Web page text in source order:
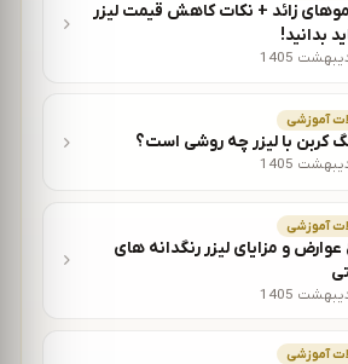
موهای زائد + نکات کاهش قیمت لیزر
بدانید!
آموزشی
کربن با لیزر چه روشی است؟
آموزشی
عوارض و مزایای لیزر رنگدانه های
آموزشی